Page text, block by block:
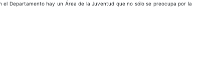
Departamento hay un Área de la Juventud que no sólo se preocupa por la